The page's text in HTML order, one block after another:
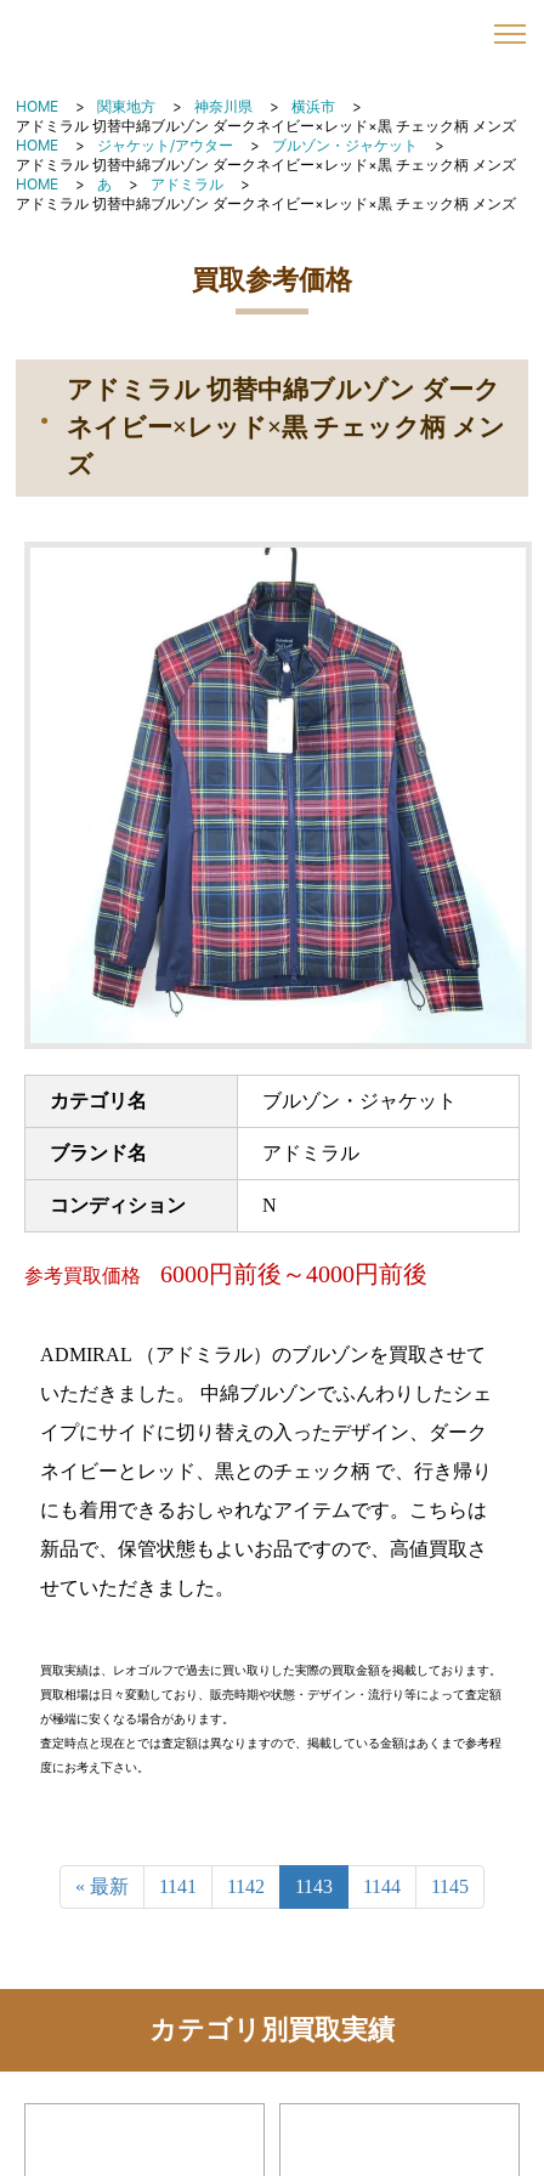
HOME 関東地方 神奈川県
横浜市
アドミラル 切替中綿ブルゾン ダークネイビー×レッド×黒 チェック柄 メンズ
HOME
ジャケット/アウター
ブルゾン・ジャケット
アドミラル 切替中綿ブルゾン ダークネイビー×レッド×黒 チェック柄 メンズ
HOME
あ
アドミラル
アドミラル 切替中綿ブルゾン ダークネイビー×レッド×黒 チェック柄 メンズ
買取参考価格
アドミラル 切替中綿ブルゾン ダーク
ネイビー×レッド×黒 チェック柄 メン
ズ
カテゴリ名 ブルゾン・ジャケット
ブランド名 アドミラル
コンディション N
参考買取価格 6000円前後～4000円前後
ADMIRAL （アドミラル）のブルゾンを買取させて
いただきました。 中綿ブルゾンでふんわりしたシェ
イプにサイドに切り替えの入ったデザイン、ダーク
ネイビーとレッド、黒とのチェック柄 で、行き帰り
にも着用できるおしゃれなアイテムです。こちらは
新品で、保管状態もよいお品ですので、高値買取さ
せていただきました。
買取実績は、レオゴルフで過去に買い取りした実際の買取金額を掲載しております。
買取相場は日々変動しており、販売時期や状態・デザイン・流行り等によって査定額
が極端に安くなる場合があります。
査定時点と現在とでは査定額は異なりますので、掲載している金額はあくまで参考程
度にお考え下さい。
« 最新 1141 1142 1143 1144 1145
カテゴリ別買取実績